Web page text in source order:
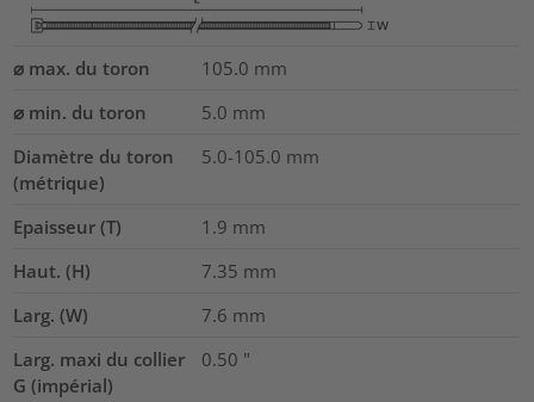
⌀ max. du toron 105.0 mm
⌀ min. du toron
5.0 mm
Diamètre du toron
(métrique)
5.0-105.0 mm
Epaisseur (T) 1.9 mm
Haut. (H)
7.35 mm
Larg. (W)
7.6 mm
Larg. maxi du collier
G (impérial)
0.50 "